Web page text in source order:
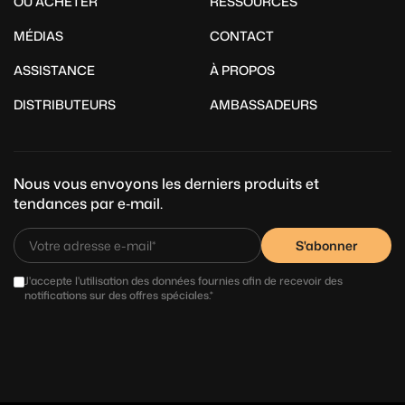
MÉDIAS
CONTACT
ASSISTANCE
À PROPOS
DISTRIBUTEURS
AMBASSADEURS
Nous vous envoyons les derniers produits et
tendances par e‑mail.
S'abonner
J'accepte l'utilisation des données fournies afin de recevoir des
notifications sur des offres spéciales.*